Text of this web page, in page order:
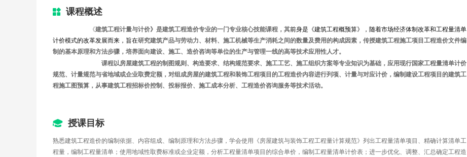
课程概述
《建筑工程计量与计价》是建筑工程造价专业的一门专业核心技能课程，其前身是《建筑工程概预算》，随着市场经济体制改革和工程量清单
计价模式的改革发展而来，旨在研究建筑产品与劳动力、材料、施工机械等生产消耗之间的数量及费用的构成因素，传授建筑工程施工项目工程造价文件编
制的基本原理和方法步骤，培养面向建设、施工、造价咨询等单位的生产与管理一线的高等技术应用性人才。
课程以房屋建筑工程的制图规则、构造要求、结构规范要求、施工工艺、施工组织方案等专业知识为基础，应用现行国家工程量清单计价
规范、计量规范与省地域或企业取费定额，对组成房屋的建筑工程和装饰工程项目的工程造价内容进行列项、计量与对应计价，编制建设工程项目的建筑工
程施工图预算，从事建筑工程招标价控制、投标报价、施工成本分析、工程造价咨询服务等技术活动。
授课目标
熟悉建筑工程造价的编制依据、内容组成、编制原理和方法步骤，学会使用《房屋建筑与装饰工程工程量计算规范》列出工程量清单项目、精确计算清单工
程量，编制工程量清单；使用地域性取费标准或企业定额，分析工程量清单项目的综合单价，编制工程量清单计价表；进一步优化、调整、汇总确定工程造